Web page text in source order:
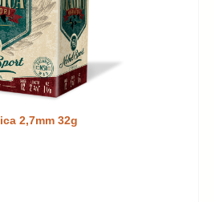
NSI 12/70 Classica 2,7mm 32g